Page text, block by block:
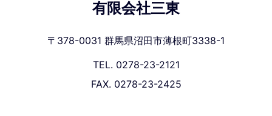
有限会社三東
〒378-0031 群馬県沼田市薄根町3338-1
TEL. 0278-23-2121
FAX. 0278-23-2425